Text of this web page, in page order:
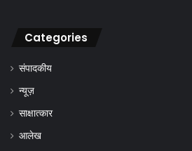
Categories
संपादकीय
न्यूज़
साक्षात्कार
आलेख